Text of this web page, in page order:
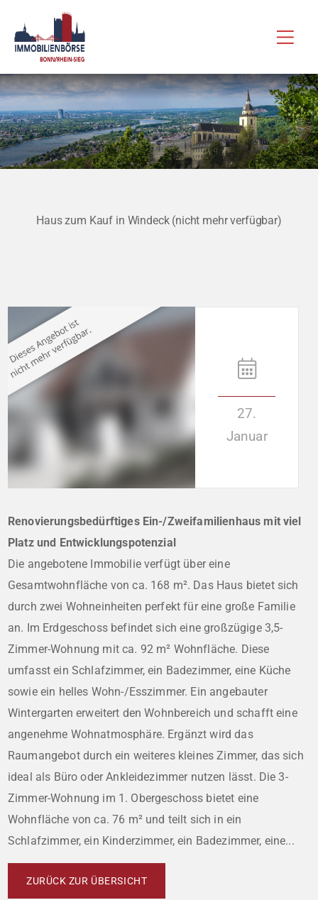
Inhalt
springen
Haus zum Kauf in Windeck (nicht mehr verfügbar)
27.
Januar
Renovierungsbedürftiges Ein-/Zweifamilienhaus mit viel
Platz und Entwicklungspotenzial
Die angebotene Immobilie verfügt über eine
Gesamtwohnfläche von ca. 168 m². Das Haus bietet sich
durch zwei Wohneinheiten perfekt für eine große Familie
an. Im Erdgeschoss befindet sich eine großzügige 3,5-
Zimmer-Wohnung mit ca. 92 m² Wohnfläche. Diese
umfasst ein Schlafzimmer, ein Badezimmer, eine Küche
sowie ein helles Wohn-/Esszimmer. Ein angebauter
Wintergarten erweitert den Wohnbereich und schafft eine
angenehme Wohnatmosphäre. Ergänzt wird das
Raumangebot durch ein weiteres kleines Zimmer, das sich
ideal als Büro oder Ankleidezimmer nutzen lässt. Die 3-
Zimmer-Wohnung im 1. Obergeschoss bietet eine
Wohnfläche von ca. 76 m² und teilt sich in ein
Schlafzimmer, ein Kinderzimmer, ein Badezimmer, eine...
ZURÜCK ZUR ÜBERSICHT